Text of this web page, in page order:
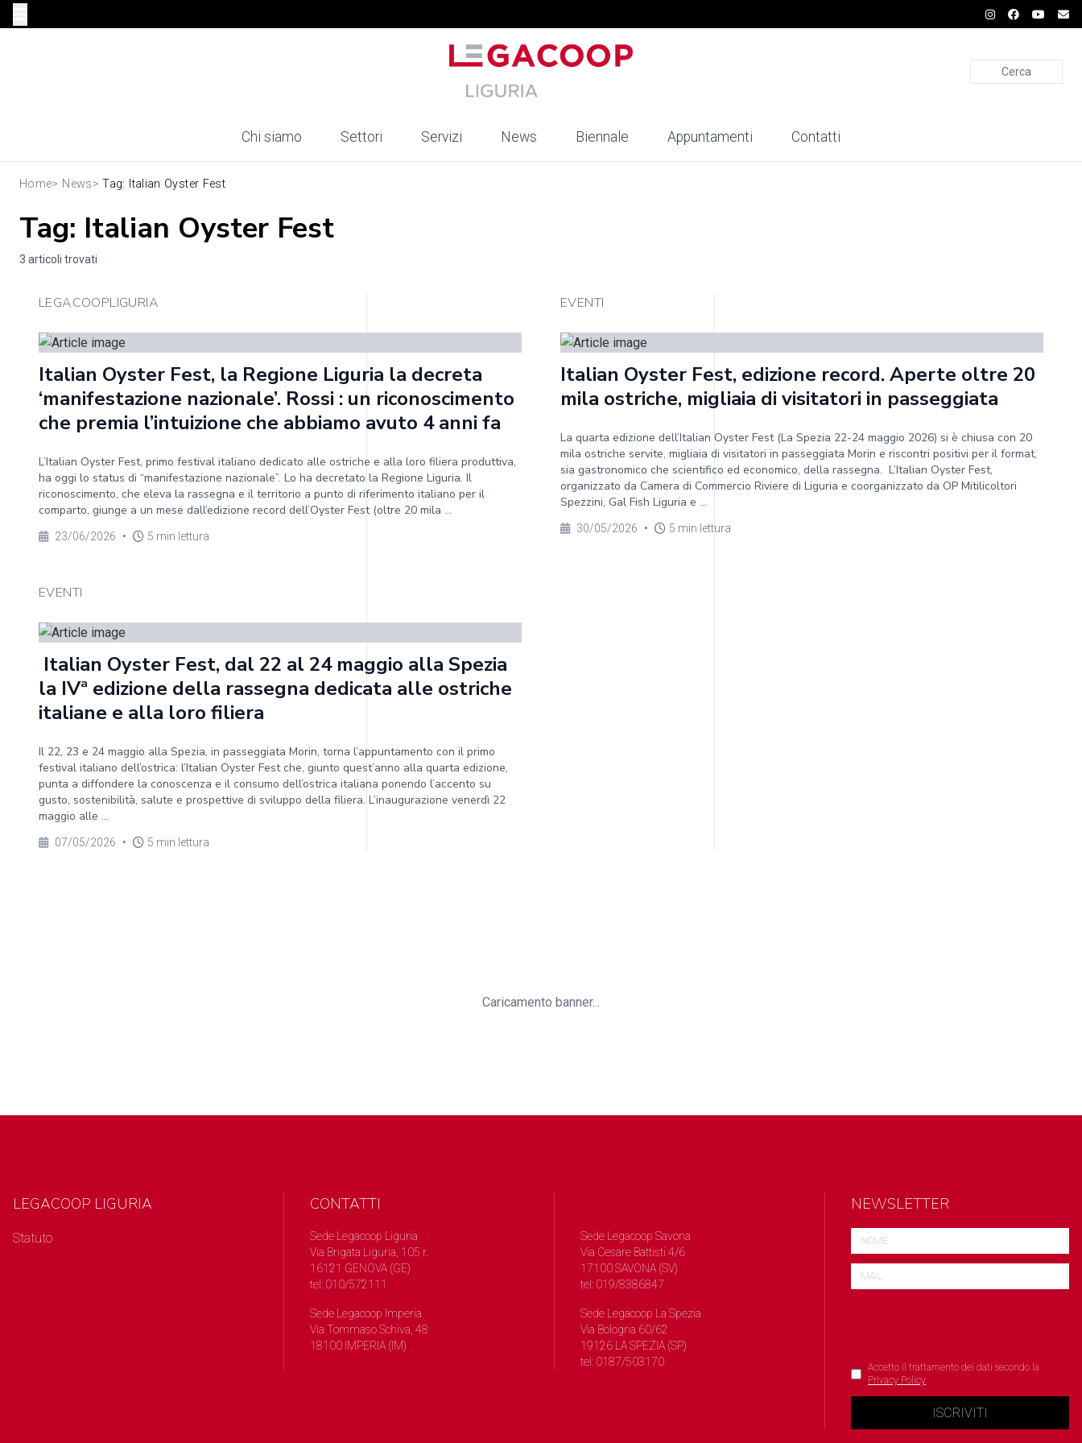
Cerca
Chi siamo Settori Servizi News Biennale Appuntamenti Contatti
Home> News> Tag: Italian Oyster Fest
Tag: Italian Oyster Fest
3 articoli trovati
LEGACOOPLIGURIA
Italian Oyster Fest, la Regione Liguria la decreta
‘manifestazione nazionale’. Rossi : un riconoscimento
che premia l’intuizione che abbiamo avuto 4 anni fa
L’Italian Oyster Fest, primo festival italiano dedicato alle ostriche e alla loro filiera produttiva,
ha oggi lo status di “manifestazione nazionale”. Lo ha decretato la Regione Liguria. Il
riconoscimento, che eleva la rassegna e il territorio a punto di riferimento italiano per il
comparto, giunge a un mese dall’edizione record dell’Oyster Fest (oltre 20 mila ...
23/06/2026 • 5 min lettura
EVENTI
Italian Oyster Fest, edizione record. Aperte oltre 20
mila ostriche, migliaia di visitatori in passeggiata
La quarta edizione dell’Italian Oyster Fest (La Spezia 22-24 maggio 2026) si è chiusa con 20
mila ostriche servite, migliaia di visitatori in passeggiata Morin e riscontri positivi per il format,
sia gastronomico che scientifico ed economico, della rassegna. L’Italian Oyster Fest,
organizzato da Camera di Commercio Riviere di Liguria e coorganizzato da OP Mitilicoltori
Spezzini, Gal Fish Liguria e ...
30/05/2026 • 5 min lettura
EVENTI
Italian Oyster Fest, dal 22 al 24 maggio alla Spezia
la IVª edizione della rassegna dedicata alle ostriche
italiane e alla loro filiera
Il 22, 23 e 24 maggio alla Spezia, in passeggiata Morin, torna l’appuntamento con il primo
festival italiano dell’ostrica: l’Italian Oyster Fest che, giunto quest’anno alla quarta edizione,
punta a diffondere la conoscenza e il consumo dell’ostrica italiana ponendo l’accento su
gusto, sostenibilità, salute e prospettive di sviluppo della filiera. L’inaugurazione venerdì 22
maggio alle ...
07/05/2026 • 5 min lettura
Caricamento banner...
LEGACOOP LIGURIA
Statuto
CONTATTI
Sede Legacoop Liguria
Via Brigata Liguria, 105 r.
16121 GENOVA (GE)
tel: 010/572111
Sede Legacoop Imperia
Via Tommaso Schiva, 48
18100 IMPERIA (IM)
Sede Legacoop Savona
Via Cesare Battisti 4/6
17100 SAVONA (SV)
tel: 019/8386847
Sede Legacoop La Spezia
Via Bologna 60/62
19126 LA SPEZIA (SP)
tel: 0187/503170
NEWSLETTER
Accetto il trattamento dei dati secondo la
Privacy Policy
ISCRIVITI